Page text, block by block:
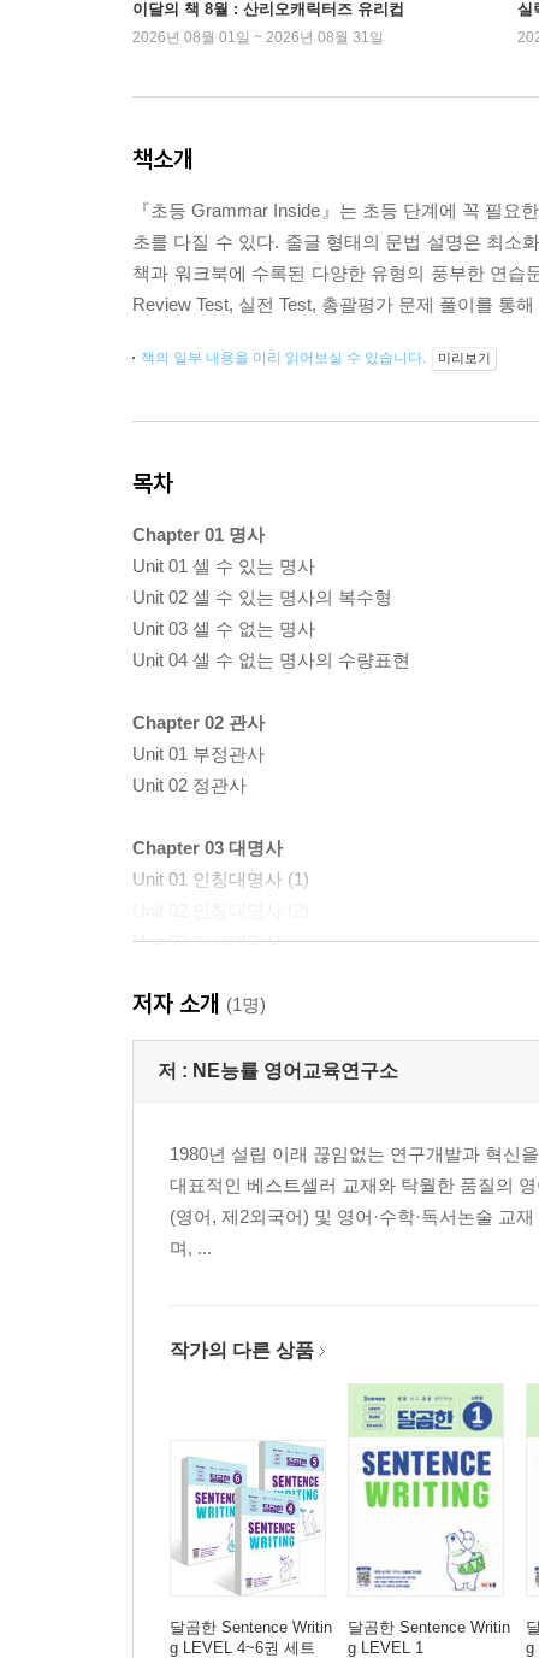
이달의 책 8월 : 산리오캐릭터즈 유리컵
2026년 08월 01일 ~ 2026년 08월 31일
실
책소개
『초등 Grammar Inside』는 초등 단계에 꼭 필
초를 다질 수 있다. 줄글 형태의 문법 설명은 최소
책과 워크북에 수록된 다양한 유형의 풍부한 연
Review Test, 실전 Test, 총괄평가 문제 풀이를 통
책의 일부 내용을 미리 읽어보실 수 있습니다. 미리보기
목차
Chapter 01 명사
Unit 01 셀 수 있는 명사
Unit 02 셀 수 있는 명사의 복수형
Unit 03 셀 수 없는 명사
Unit 04 셀 수 없는 명사의 수량표현
Chapter 02 관사
Unit 01 부정관사
Unit 02 정관사
Chapter 03 대명사
Unit 01 인칭대명사 (1)
Unit 03 지시대명사
Chapter 04 be동사
Unit 01 주어에 따라 다른 be동사
저자 소개 (1명)
저 : NE능률 영어교육연구소
1980년 설립 이래 끊임없는 연구개발과 혁신을
대표적인 베스트셀러 교재와 탁월한 품질의
(영어, 제2외국어) 및 영어·수학·독서논술 교
며, ...
작가의 다른 상품
달곰한 Sentence Writin
g LEVEL 4~6권 세트
달곰한 Sentence Writin
g LEVEL 1
g